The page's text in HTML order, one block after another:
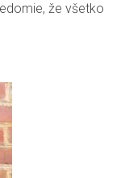
že všetko